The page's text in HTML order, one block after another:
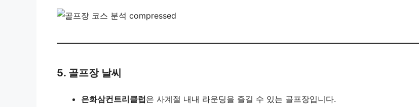
5. 골프장 날씨
은화삼컨트리클럽은 사계절 내내 라운딩을 즐길 수 있는 골프장입니다.